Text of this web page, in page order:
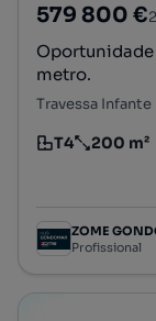
579 800 €
Oportunidade
metro.
Tipologia
T4
Preço por200 m²
ZOME
Profissional